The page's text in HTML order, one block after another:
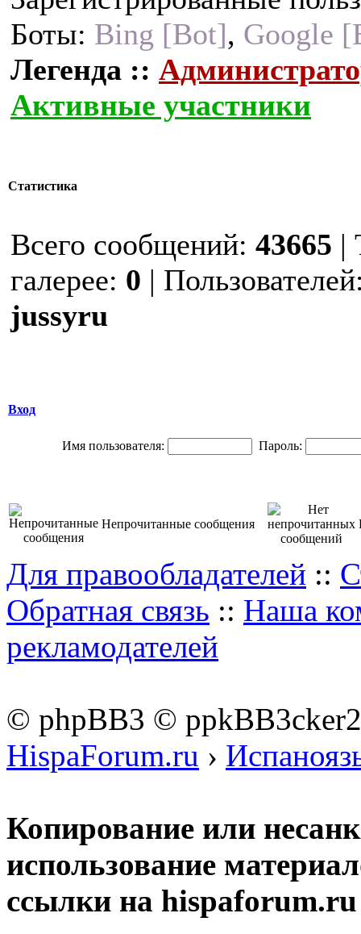
Боты: Bing [Bot], Google
Легенда ::
Активные участники
Статистика
Всего сообщений: 43665 |
галерее: 0 |
jussyru
Вход
Имя пользователя: Пароль:
Непрочитанные сообщения
Для правообладателей ::
Обратная связь :: Наша
рекламодателей
© phpBB3 ©
HispaForum.ru ›
Копирование или
использование
ссылки на hispaforum.ru